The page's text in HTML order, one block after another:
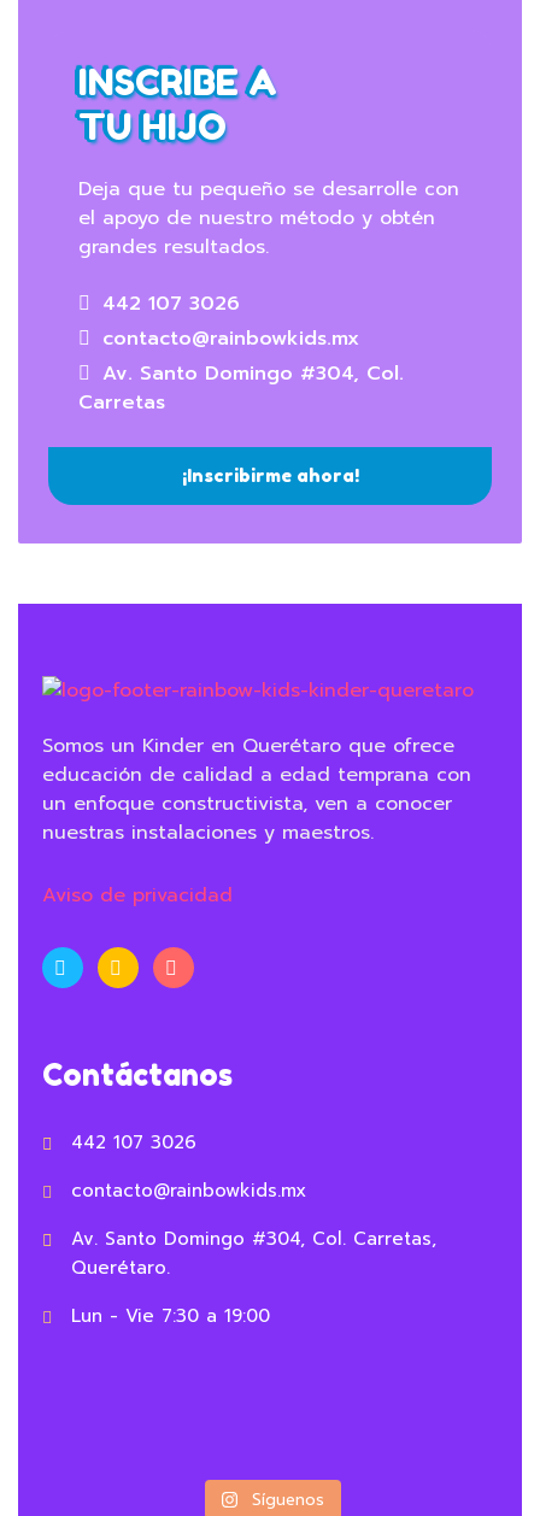
INSCRIBE A
TU HIJO
Deja que tu pequeño se desarrolle con
el apoyo de nuestro método y obtén
grandes resultados.
442 107 3026
contacto@rainbowkids.mx
Av. Santo Domingo #304, Col.
Carretas
¡Inscribirme ahora!
Somos un Kinder en Querétaro que ofrece
educación de calidad a edad temprana con
un enfoque constructivista, ven a conocer
nuestras instalaciones y maestros.
Aviso de privacidad
Contáctanos
442 107 3026
contacto@rainbowkids.mx
Av. Santo Domingo #304, Col. Carretas,
Querétaro.
Lun - Vie 7:30 a 19:00
Síguenos